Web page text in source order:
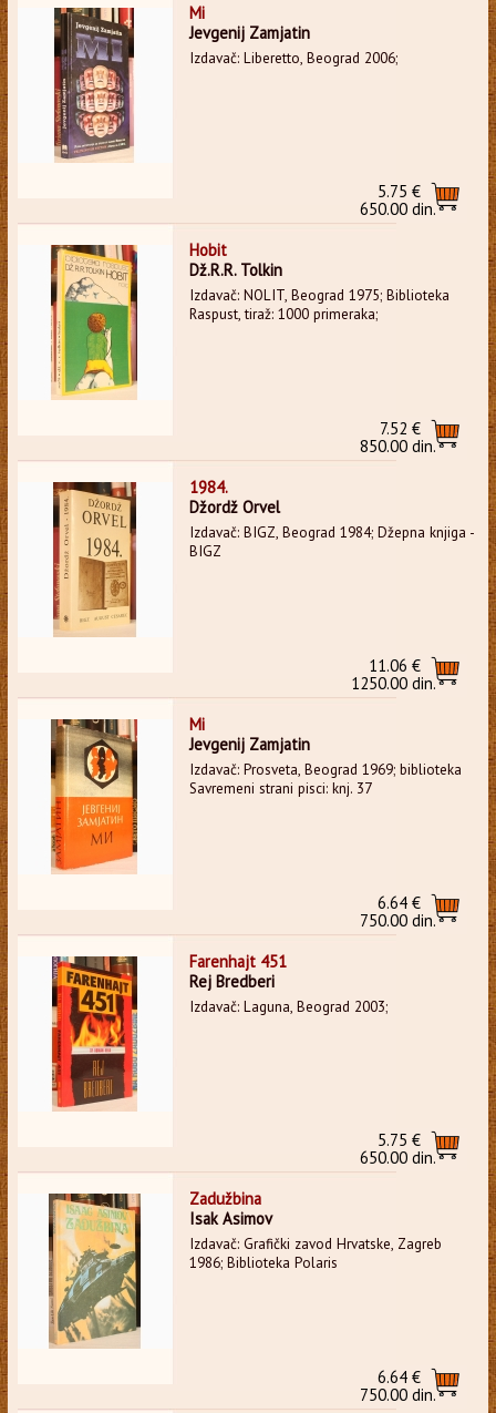
Mi
Jevgenij Zamjatin
Izdavač: Liberetto, Beograd 2006;
5.75 €
650.00 din.
Hobit
Dž.R.R. Tolkin
Izdavač: NOLIT, Beograd 1975; Biblioteka
Raspust, tiraž: 1000 primeraka;
7.52 €
850.00 din.
1984.
Džordž Orvel
Izdavač: BIGZ, Beograd 1984; Džepna knjiga -
BIGZ
11.06 €
1250.00 din.
Mi
Jevgenij Zamjatin
Izdavač: Prosveta, Beograd 1969; biblioteka
Savremeni strani pisci: knj. 37
6.64 €
750.00 din.
Farenhajt 451
Rej Bredberi
Izdavač: Laguna, Beograd 2003;
5.75 €
650.00 din.
Zadužbina
Isak Asimov
Izdavač: Grafički zavod Hrvatske, Zagreb
1986; Biblioteka Polaris
6.64 €
750.00 din.